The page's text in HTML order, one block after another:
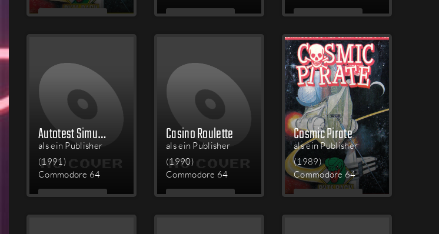
MEHR MEHR MEHR
Autotest Simulator
als ein Publisher
(1991)
Commodore 64
MEHR
Casino Roulette
als ein Publisher
(1990)
Commodore 64
MEHR
Cosmic Pirate
als ein Publisher
(1989)
Commodore 64
MEHR